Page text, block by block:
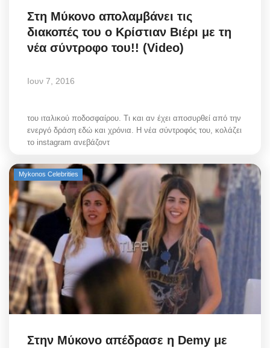
Στη Μύκονο απολαμβάνει τις
διακοπές του ο Κρίστιαν Βιέρι με τη
νέα σύντροφο του!! (Video)
Ιουν 7, 2016
του ιταλικού ποδοσφαίρου. Τι και αν έχει αποσυρθεί από την
ενεργό δράση εδώ και χρόνια. Η νέα σύντροφός του, κολάζει
το instagram ανεβάζοντ
Mykonos Celebrities
Στην Μύκονο απέδρασε η Demy με